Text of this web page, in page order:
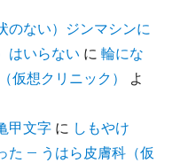
のない）ジンマシンに
はいらない に輪にな
仮想クリニック）
よ
甲文字 に しもやけ
た – うはら皮膚科（仮